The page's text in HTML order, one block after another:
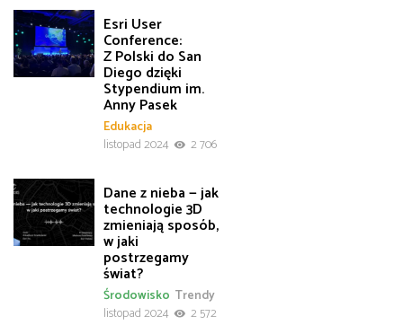
Esri User
Conference:
Z Polski do San
Diego dzięki
Stypendium im.
Anny Pasek
Edukacja
listopad 2024
2 706
Dane z nieba — jak
technologie 3D
zmieniają sposób,
w jaki
postrzegamy
świat?
Środowisko Trendy
listopad 2024
2 572